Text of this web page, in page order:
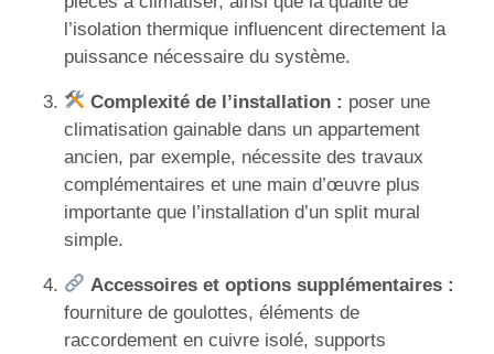
l’isolation thermique influencent directement la
puissance nécessaire du système.
Complexité de l’installation : poser une
climatisation gainable dans un appartement
ancien, par exemple, nécessite des travaux
complémentaires et une main d’œuvre plus
importante que l’installation d’un split mural
simple.
Accessoires et options supplémentaires :
fourniture de goulottes, éléments de
raccordement en cuivre isolé, supports